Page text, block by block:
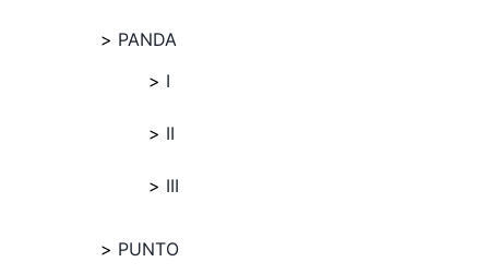
PANDA
I
II
III
PUNTO